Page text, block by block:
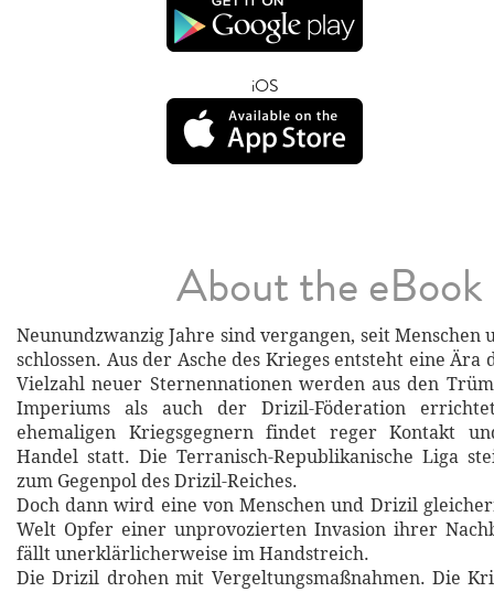
iOS
About the eBook
Neunundzwanzig Jahre sind vergangen, seit Menschen
schlossen. Aus der Asche des Krieges entsteht eine Ära
Vielzahl neuer Sternennationen werden aus den
Imperiums als auch der Drizil-Föderation
ehemaligen Kriegsgegnern findet reger Kontakt
Handel statt. Die Terranisch-Republikanische Liga
zum Gegenpol des Drizil-Reiches.
Doch dann wird eine von Menschen und Drizil
Welt Opfer einer unprovozierten Invasion ihrer
fällt unerklärlicherweise im Handstreich.
Die Drizil drohen mit Vergeltungsmaßnahmen. Die